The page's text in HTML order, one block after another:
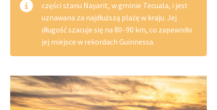
części stanu Nayarit, w gminie Tecuala, i jest
uznawana za najdłuższą plażę w kraju. Jej
długość szacuje się na 80–90 km, co zapewniło
jej miejsce w rekordach Guinnessa.